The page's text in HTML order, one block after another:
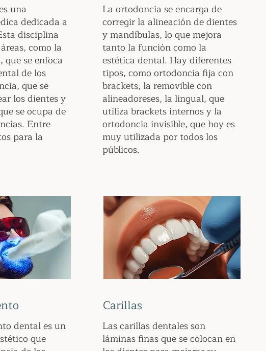
una
dedicada a
disciplina
como la
se enfoca
de los
que se
los dientes y
se ocupa de
Entre
para la
La ortodoncia se encarga de
corregir la alineación de dientes
y mandíbulas, lo que mejora
tanto la función como la
estética dental. Hay diferentes
tipos, como ortodoncia fija con
brackets, la removible con
alineadoreses, la lingual, que
utiliza brackets internos y la
ortodoncia invisible, que hoy es
muy utilizada por todos los
públicos.
dental es un
que
Carillas
Las carillas dentales son
láminas finas que se colocan en